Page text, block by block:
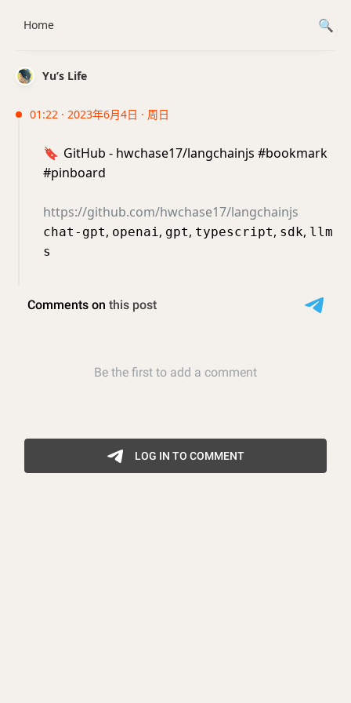
Yu’s Life
01:22 · 2023年6月4日 · 周日
🔖 GitHub - hwchase17/langchainjs #bookmark
#pinboard
https://github.com/hwchase17/langchainjs
chat-gpt, openai, gpt, typescript, sdk, llm
s
Home